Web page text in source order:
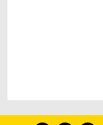
formunu kullanarak